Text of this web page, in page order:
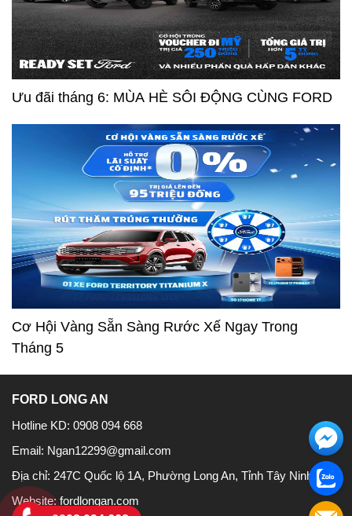
Ưu đãi tháng 6: MÙA HÈ SÔI ĐỘNG CÙNG FORD
Cơ Hội Vàng Sẵn Sàng Rước Xế Ngay Trong
Tháng 5
FORD LONG AN
Hotline KD: 0908 094 668
Email: Ngan12299@gmail.com
Địa chỉ: 247C Quốc lộ 1A, Phường Long An, Tỉnh Tây Ninh
Website:fordlongan.com